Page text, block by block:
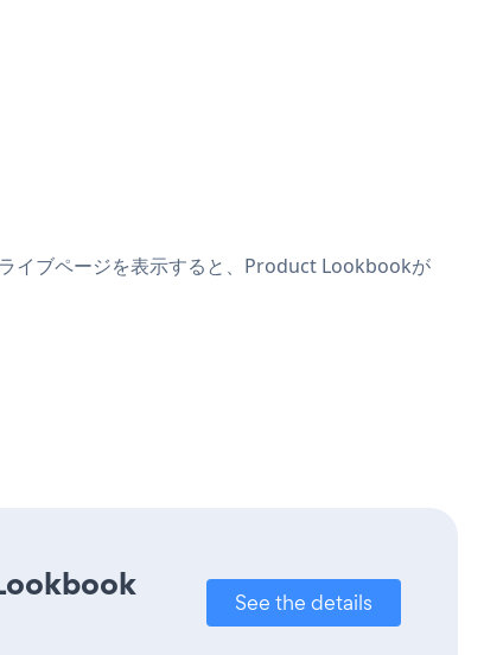
イブページを表示すると、Product Lookbookが
See the details